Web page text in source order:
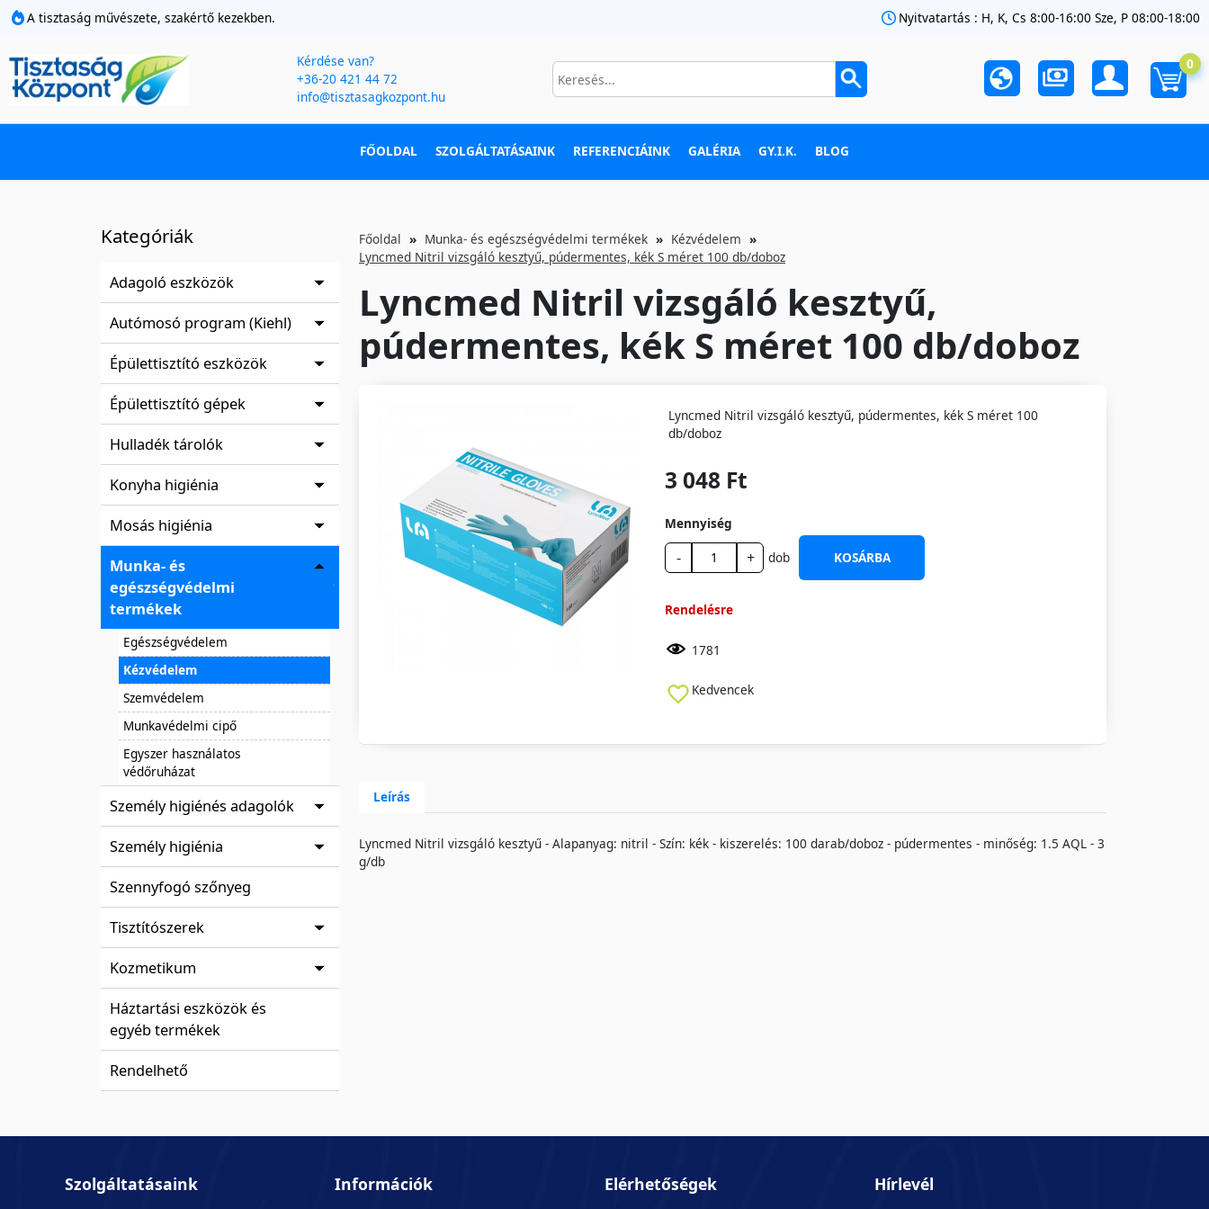
A tisztaság művészete, szakértő kezekben. Nyitvatartás : H, K, Cs 8:00-16:00 Sze, P 08:00-18:00
Kérdése van?
+36-20 421 44 72
info@tisztasagkozpont.hu
0
FŐOLDAL SZOLGÁLTATÁSAINK REFERENCIÁINK GALÉRIA GY.I.K. BLOG
Kategóriák
Adagoló eszközök
Autómosó program (Kiehl)
Épülettisztító eszközök
Épülettisztító gépek
Hulladék tárolók
Konyha higiénia
Mosás higiénia
Munka- és
egészségvédelmi
termékek
Egészségvédelem
Kézvédelem
Szemvédelem
Munkavédelmi cipő
Egyszer használatos
védőruházat
Személy higiénés adagolók
Személy higiénia
Szennyfogó szőnyeg
Tisztítószerek
Kozmetikum
Háztartási eszközök és
egyéb termékek
Rendelhető
Főoldal Munka- és egészségvédelmi termékek
Kézvédelem
Lyncmed Nitril vizsgáló kesztyű, púdermentes, kék S méret 100 db/doboz
Lyncmed Nitril vizsgáló kesztyű,
púdermentes, kék S méret 100 db/doboz
Lyncmed Nitril vizsgáló kesztyű, púdermentes, kék S méret 100
db/doboz
3 048 Ft
Mennyiség
- + dob KOSÁRBA
Rendelésre
1781
Kedvencek
Leírás
Lyncmed Nitril vizsgáló kesztyű - Alapanyag: nitril - Szín: kék - kiszerelés: 100 darab/doboz - púdermentes - minőség: 1.5 AQL - 3
g/db
Szolgáltatásaink Információk Elérhetőségek Hírlevél